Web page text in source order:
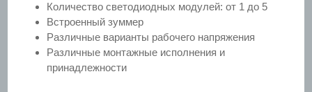
Количество светодиодных модулей: от 1 до 5
Встроенный зуммер
Различные варианты рабочего напряжения
Различные монтажные исполнения и
принадлежности